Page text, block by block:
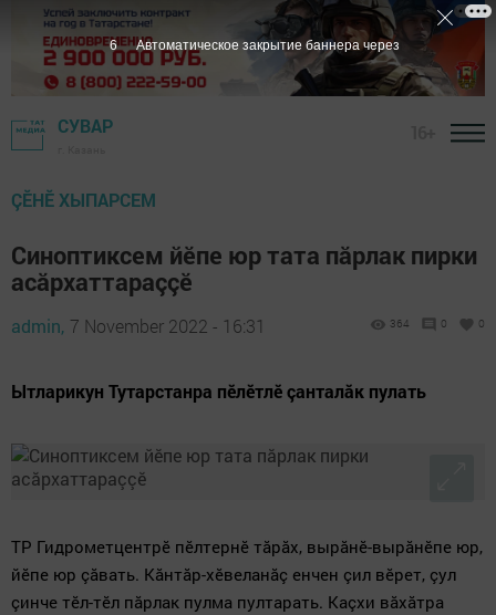
СУВАР
ÇӖНӖ ХЫПАРСЕМ
Синоптиксем йӗпе юр тата пăрлак пирки
асăрхаттараççӗ
admin, 7 November 2022 - 16:31 364 0 0
Ытларикун Тутарстанра пӗлӗтлӗ çанталăк пулать
ТР Гидрометцентрӗ пӗлтернӗ тăрăх, вырăнӗ-вырăнӗпе юр,
йӗпе юр çăвать. Кăнтăр-хӗвеланăç енчен çил вӗрет, çул
çинче тӗл-тӗл пăрлак пулма пултарать. Каçхи вăхăтра
5 Автоматическое закрытие баннера через